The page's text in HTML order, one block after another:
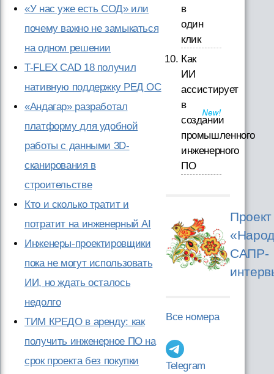
«У нас уже есть СОД» или
почему важно не замыкаться
на одном решении
T-FLEX CAD 18 получил
нативную поддержку РЕД ОС
«Андагар» разработал
платформу для удобной
работы с данными 3D-
сканирования в
строительстве
Кто и сколько тратит и
потратит на инженерный AI
Инженеры-проектировщики
пока не могут использовать
ИИ, но ждать осталось
недолго
ТИМ КРЕДО в аренду: как
получить инженерное ПО на
срок проекта без покупки
в
один
клик
Как
ИИ
ассистирует
в
создании
промышленного
инженерного
ПО
Проект
САПР-
Все номера
Telegram